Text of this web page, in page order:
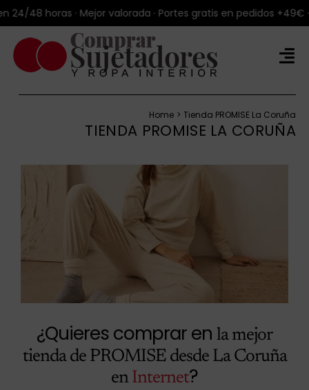
Saltar
al
contenido
horas · Mejor valorada · Portes gratis en pedidos +49€ ·
Tienda Online
Sobre Talla100®
Home Tienda PROMISE La Coruña
TIENDA PROMISE LA CORUÑA
¿Quieres comprar en la mejor
tienda de PROMISE desde La Coruña
enInternet?